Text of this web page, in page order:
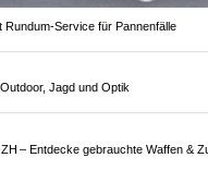
und Feuerwehren